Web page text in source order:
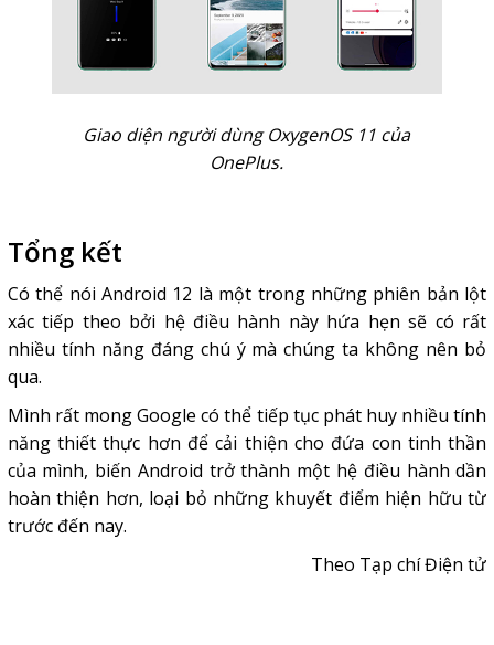
Giao diện người dùng OxygenOS 11 của
OnePlus.
Tổng kết
Có thể nói Android 12 là một trong những phiên bản lột
xác tiếp theo bởi hệ điều hành này hứa hẹn sẽ có rất
nhiều tính năng đáng chú ý mà chúng ta không nên bỏ
qua.
Mình rất mong Google có thể tiếp tục phát huy nhiều tính
năng thiết thực hơn để cải thiện cho đứa con tinh thần
của mình, biến Android trở thành một hệ điều hành dần
hoàn thiện hơn, loại bỏ những khuyết điểm hiện hữu từ
trước đến nay.
Theo Tạp chí Điện tử